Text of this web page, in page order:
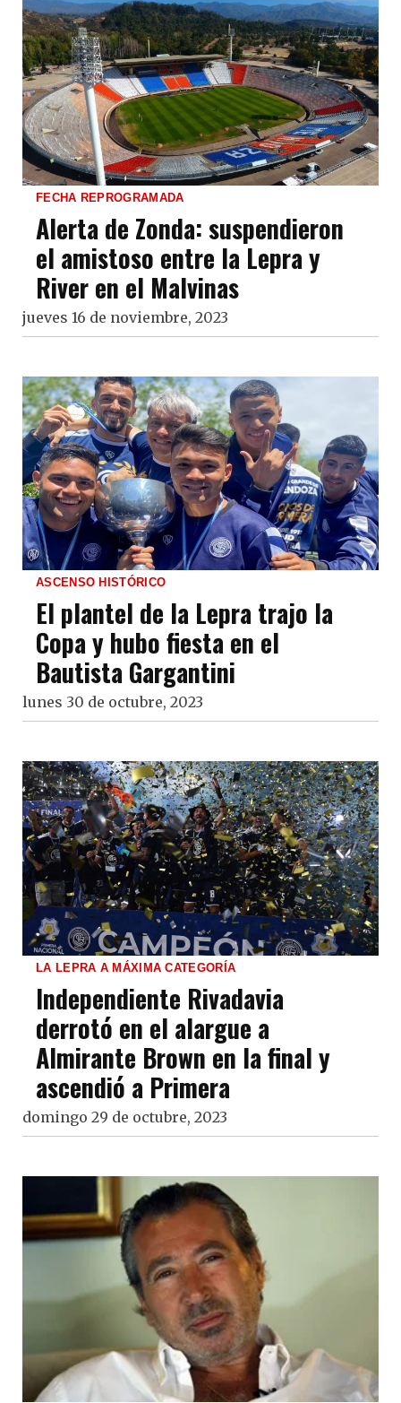
FECHA REPROGRAMADA
Alerta de Zonda: suspendieron
el amistoso entre la Lepra y
River en el Malvinas
jueves 16 de noviembre, 2023
ASCENSO HISTÓRICO
El plantel de la Lepra trajo la
Copa y hubo fiesta en el
Bautista Gargantini
lunes 30 de octubre, 2023
LA LEPRA A MÁXIMA CATEGORÍA
Independiente Rivadavia
derrotó en el alargue a
Almirante Brown en la final y
ascendió a Primera
domingo 29 de octubre, 2023